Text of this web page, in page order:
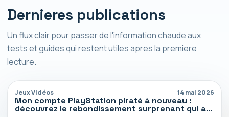
Dernieres publications
Un flux clair pour passer de l'information chaude aux
tests et guides qui restent utiles apres la premiere
lecture.
Jeux Vidéos 14 mai 2026
Mon compte PlayStation piraté à nouveau :
découvrez le rebondissement surprenant qui a